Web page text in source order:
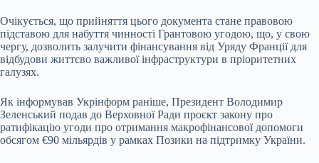
Очікується, що прийняття цього документа стане правовою
підставою для набуття чинності Грантовою угодою, що, у свою
чергу, дозволить залучити фінансування від Уряду Франції для
відбудови життєво важливої інфраструктури в пріоритетних
галузях.
Як інформував Укрінформ раніше, Президент Володимир
Зеленський подав до Верховної Ради проєкт закону про
ратифікацію угоди про отримання макрофінансової допомоги
обсягом €90 мільярдів у рамках Позики на підтримку України.